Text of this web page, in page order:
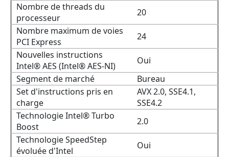
Nombre de threads du
processeur
20
Nombre maximum de voies
PCI Express
24
Nouvelles instructions
Intel® AES (Intel® AES-NI)
Oui
Segment de marché
Bureau
Set d'instructions pris en
charge
AVX 2.0, SSE4.1,
SSE4.2
Technologie Intel® Turbo
Boost
2.0
Technologie SpeedStep
évoluée d'Intel
Oui